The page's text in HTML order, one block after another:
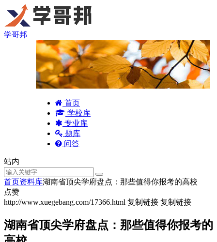
学哥邦
首页
学校库
专业库
题库
问答
站内
首页资料库湖南省顶尖学府盘点：那些值得你报考的高校
点赞
http://www.xuegebang.com/17366.html 复制链接 复制链接
湖南省顶尖学府盘点：那些值得你报考的